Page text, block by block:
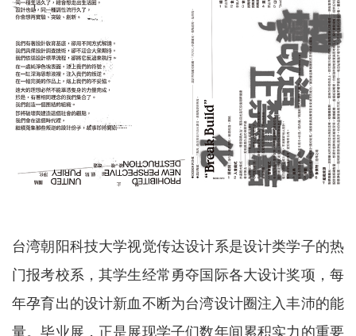
台湾朝阳科技大学视觉传达设计系是设计类学子的热
门报考校系，其学生经常勇夺国际各大设计奖项，每
年孕育出的设计新血不断为台湾设计圈注入丰沛的能
量。毕业展，正是展现学子们数年间累积实力的重要